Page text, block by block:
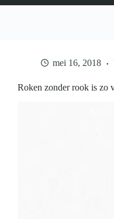
mei 16, 2018
Roken zonder rook is zo